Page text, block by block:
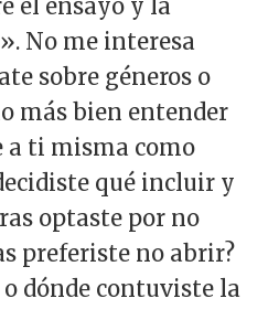
el ensayo y la
No me interesa
sobre géneros o
más bien entender
a ti misma como
qué incluir y
optaste por no
preferiste no abrir?
dónde contuviste la